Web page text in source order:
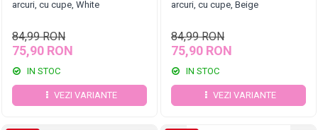
arcuri, cu cupe, White
84,99 RON
75,90 RON
IN STOC
VEZI VARIANTE
arcuri, cu cupe, Beige
84,99 RON
75,90 RON
IN STOC
VEZI VARIANTE